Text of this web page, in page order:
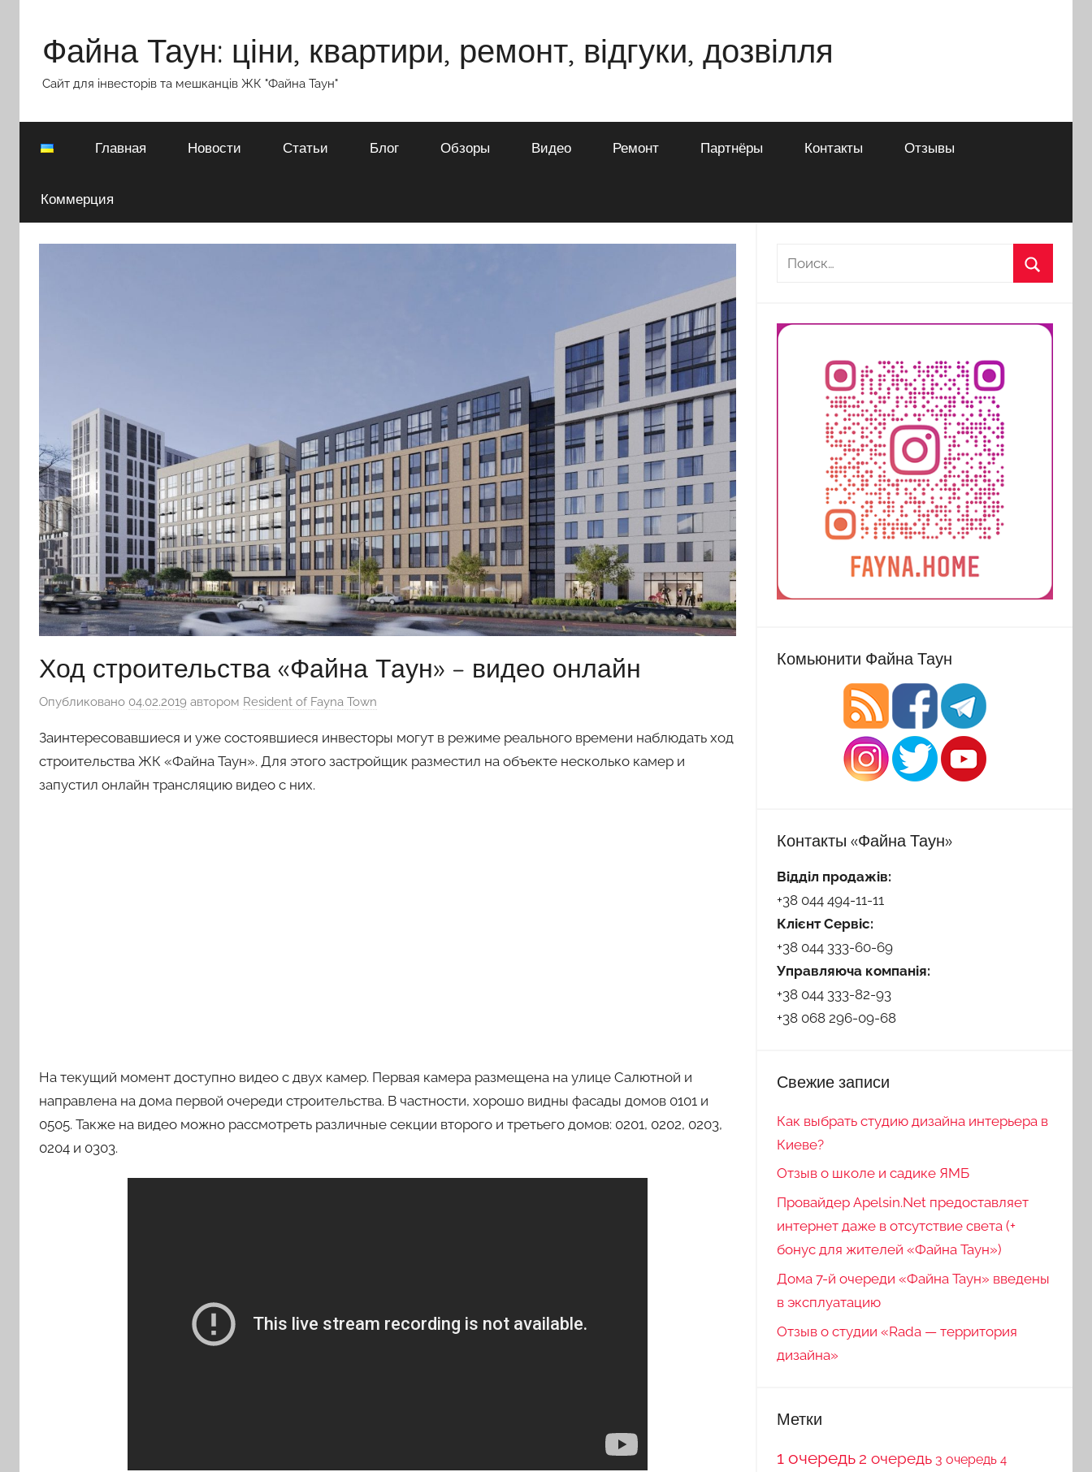
содержимому
Файна Таун: ціни, квартири, ремонт, відгуки, дозвілля
Сайт для інвесторів та мешканців ЖК "Файна Таун"
Главная Новости Статьи Блог Обзоры Видео Ремонт Партнёры Контакты Отзывы
Коммерция
Ход строительства «Файна Таун» – видео онлайн
Опубликовано 04.02.2019 автором Resident of Fayna Town
Заинтересовавшиеся и уже состоявшиеся инвесторы могут в режиме реального времени наблюдать ход
строительства ЖК «Файна Таун». Для этого застройщик разместил на объекте несколько камер и
запустил онлайн трансляцию видео с них.
На текущий момент доступно видео с двух камер. Первая камера размещена на улице Салютной и
направлена на дома первой очереди строительства. В частности, хорошо видны фасады домов 0101 и
0505. Также на видео можно рассмотреть различные секции второго и третьего домов: 0201, 0202, 0203,
0204 и 0303.
Найти:
Комьюнити Файна Таун
Контакты «Файна Таун»
Відділ продажів:
+38 044 494-11-11
Клієнт Сервіс:
+38 044 333-60-69
Управляюча компанія:
+38 044 333-82-93
+38 068 296-09-68
Свежие записи
Как выбрать студию дизайна интерьера в
Киеве?
Отзыв о школе и садике ЯМБ
Провайдер Apelsin.Net предоставляет
интернет даже в отсутствие света (+
бонус для жителей «Файна Таун»)
Дома 7-й очереди «Файна Таун» введены
в эксплуатацию
Отзыв о студии «Rada — территория
дизайна»
Метки
1 очередь2 очередь 3 очередь 4